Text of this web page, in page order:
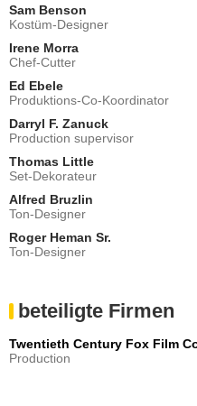
Sam Benson
Kostüm-Designer
Irene Morra
Chef-Cutter
Ed Ebele
Produktions-Co-Koordinator
Darryl F. Zanuck
Production supervisor
Thomas Little
Set-Dekorateur
Alfred Bruzlin
Ton-Designer
Roger Heman Sr.
Ton-Designer
beteiligte Firmen
Twentieth Century Fox Film
Production